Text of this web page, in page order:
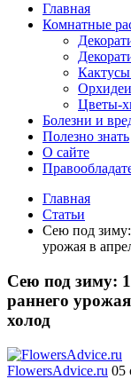
Главная
Комнатные
Орхидеи
Цветы-
Болезни и
Полезно знать
О сайте
Главная
Статьи
Сею под зиму:
урожая в
Сею под зиму:
раннего
холод
FlowersAdvice.ru 05